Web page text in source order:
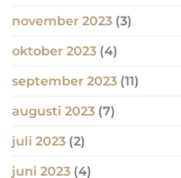
november 2023 (3)
oktober 2023 (4)
september 2023 (11)
augusti 2023 (7)
juli 2023 (2)
juni 2023 (4)